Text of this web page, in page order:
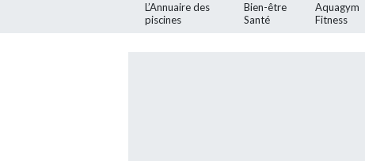
L’Annuaire des
piscines
Bien-être
Santé
Aquagym
Fitness